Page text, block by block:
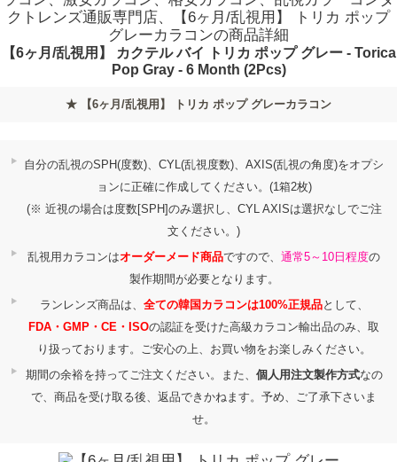
クトレンズ通販専門店、【6ヶ月/乱視用】 トリカ ポップ
グレーカラコンの商品詳細
【6ヶ月/乱視用】 カクテル バイ トリカ ポップ グレー - Torica
Pop Gray - 6 Month (2Pcs)
★ 【6ヶ月/乱視用】 トリカ ポップ グレーカラコン
自分の乱視のSPH(度数)、CYL(乱視度数)、AXIS(乱視の角度)をオプシ
ョンに正確に作成してください。(1箱2枚)
(※ 近視の場合は度数[SPH]のみ選択し、CYL AXISは選択なしでご注
文ください。)
乱視用カラコンはオーダーメード商品ですので、通常5～10日程度の
製作期間が必要となります。
ランレンズ商品は、 全ての韓国カラコンは100%正規品として、
FDA・GMP・CE・ISOの認証を受けた高級カラコン輸出品のみ、取
り扱っております。ご安心の上、お買い物をお楽しみください。
期間の余裕を持ってご注文ください。また、 個人用注文製作方式なの
で、商品を受け取る後、返品できかねます。予め、ご了承下さいま
せ。